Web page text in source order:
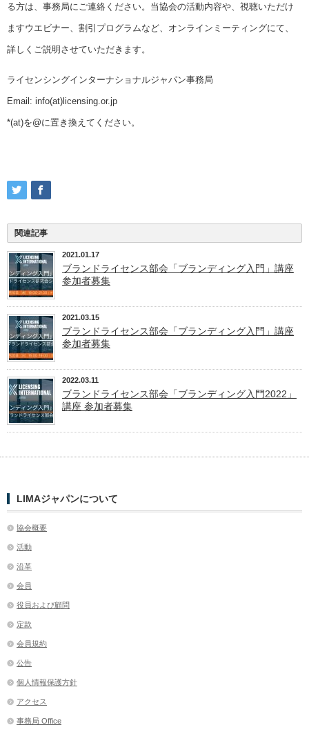
る方は、事務局にご連絡ください。当協会の活動内容や、視聴いただけ
ますウエビナー、割引プログラムなど、オンラインミーティングにて、
詳しくご説明させていただきます。
ライセンシングインターナショナルジャパン事務局
Email: info(at)licensing.or.jp
*(at)を@に置き換えてください。
関連記事
2021.01.17
ブランドライセンス部会「ブランディング入門」講座
参加者募集
2021.03.15
ブランドライセンス部会「ブランディング入門」講座
参加者募集
2022.03.11
ブランドライセンス部会「ブランディング入門2022」
講座 参加者募集
LIMAジャパンについて
協会概要
活動
沿革
会員
役員および顧問
定款
会員規約
公告
個人情報保護方針
アクセス
事務局 Office